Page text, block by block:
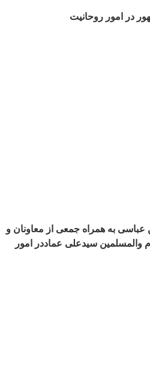
در امور روحانیت
به همراه جمعی از معاونان و
والمسلمین سیدعلی عماددر امور